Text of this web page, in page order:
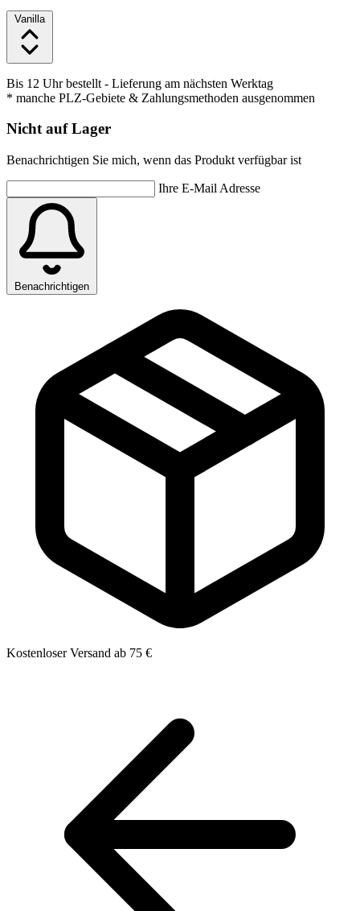
Vanilla
Bis 12 Uhr bestellt - Lieferung am nächsten Werktag
* manche PLZ-Gebiete & Zahlungsmethoden ausgenommen
Nicht auf Lager
Benachrichtigen Sie mich, wenn das Produkt verfügbar ist
Ihre E-Mail Adresse
Benachrichtigen
Kostenloser Versand ab 75 €